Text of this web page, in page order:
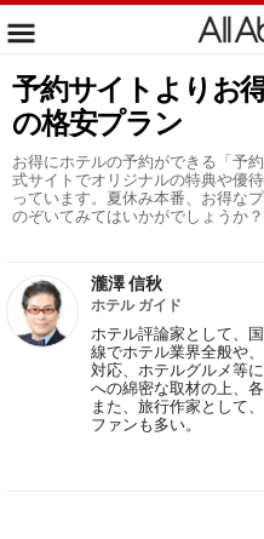
予約サイトよりお
の格安プラン
お得にホテルの予約ができる「予
式サイトでオリジナルの特典や優
っています。夏休み本番、お得な
のぞいてみてはいかがでしょうか？
瀧澤 信秋
ホテル ガイド
ホテル評論家として、
線でホテル業界全般や
対応、ホテルグルメ等
への綿密な取材の上、
また、旅行作家として
ファンも多い。